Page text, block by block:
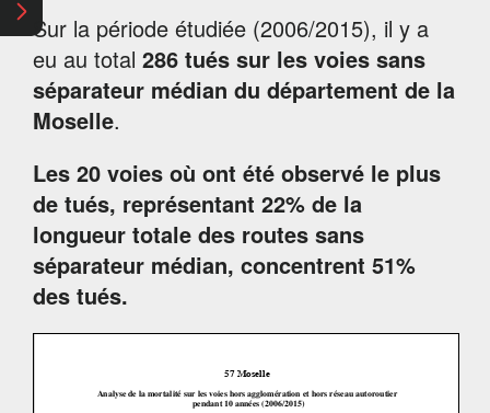
Sur la période étudiée (2006/2015), il y a
eu au total 286 tués sur les voies sans
séparateur médian du département de la
Moselle.
Les 20 voies où ont été observé le plus
de tués, représentant 22% de la
longueur totale des routes sans
séparateur médian, concentrent 51%
des tués.